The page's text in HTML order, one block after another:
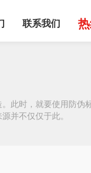
联系我们
此时，就要使用防伪
并不仅仅于此。